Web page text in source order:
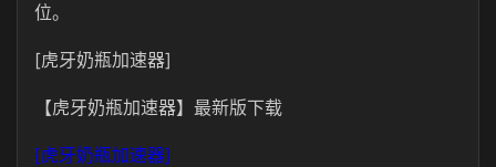
位。
[虎牙奶瓶加速器]
【虎牙奶瓶加速器】最新版下载
[虎牙奶瓶加速器]